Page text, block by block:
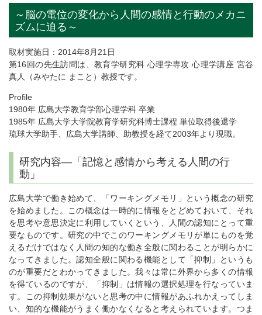
～脳の電位の変化から人間の感情と行動のメカニ
ズムに迫る～
取材実施日：2014年8月21日
第16回の先生訪問は、教育学研究科 心理学専攻 心理学講座 宮谷
真人（みやたに まこと）教授です。
Profile
1980年 広島大学教育学部心理学科 卒業
1985年 広島大学大学院教育学研究科博士課程 単位取得後退学
琉球大学助手、広島大学講師、助教授を経て2003年より現職。
研究内容―「記憶と感情から考える人間の行
動」
広島大学で働き始めて、「ワーキングメモリ」という概念の研究
を始めました。この概念は一時的に情報をとどめておいて、それ
を思考や意思決定に利用していくという、人間の認知にとって重
要なものです。研究の中でこのワーキングメモリが単にものを覚
えるだけではなく人間の知的な働き全般に関わることが明らかに
なってきました。認知全般に関わる機能として「抑制」というも
のが重要だとわかってきました。我々は常に外界から多くの情報
を得ているのですが、「抑制」は情報の選択処理を行なっていま
す。この抑制効果がないと思考の中に情報があふれかえってしま
い、知的な機能がうまく働かなくなると考えられています。つま